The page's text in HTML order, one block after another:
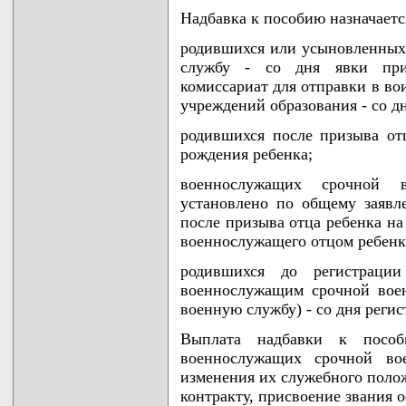
Надбавка к пособию
родившихся или
службу - со дня явки
комиссариат для отправки в
учреждений образования - со
родившихся после призыва
рождения ребенка;
военнослужащих срочной
установлено по общему
после призыва отца ребенка
военнослужащего отцом
родившихся до
военнослужащим срочной
военную службу) - со дня
Выплата надбавки к
военнослужащих срочной
изменения их служебного
контракту, присвоение